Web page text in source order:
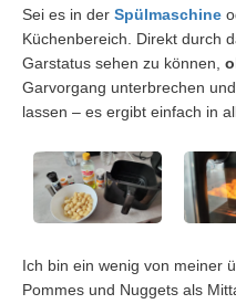
Sei es in der Spülmaschine
Küchenbereich. Direkt durch
Garstatus sehen zu können,
Garvorgang unterbrechen
lassen – es ergibt einfach in
Ich bin ein wenig von meiner
Pommes und Nuggets als